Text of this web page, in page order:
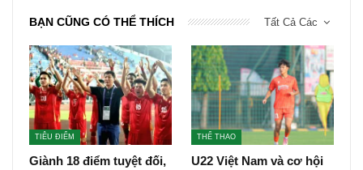
Tất Cả Các
BẠN CŨNG CÓ THỂ THÍCH
TIÊU ĐIỂM
Giành 18 điểm tuyệt đối,
THỂ THAO
U22 Việt Nam và cơ hội